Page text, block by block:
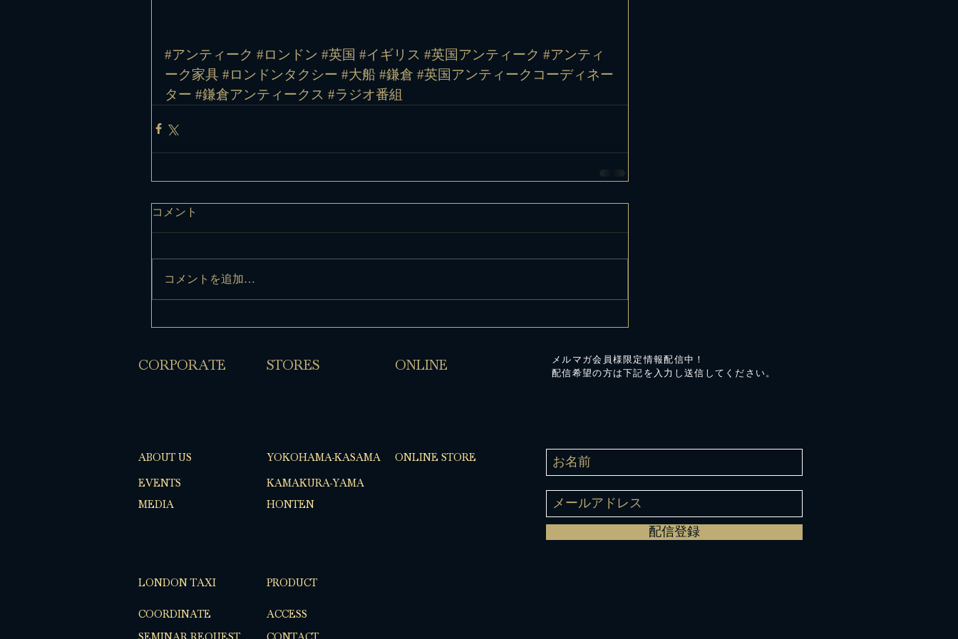
#アンティーク #ロンドン #英国 #イギリス #英国アンティーク #アンティ
ーク家具 #ロンドンタクシー #大船 #鎌倉 #英国アンティークコーディネー
ター #鎌倉アンティークス #ラジオ番組
コメント
コメントを追加…
​CORPORATE ​STORES ONLINE
メルマガ会員様限定情報配信中！
配信希望の方は下記を入力し送信してください。
ABOUT US
EVENTS
MEDIA
YOKOHAMA-KASAMA ONLINE STORE
KAMAKURA-YAMA
HONTEN
配信登録
LONDON TAXI
COORDINATE
PRODUCT
ACCESS